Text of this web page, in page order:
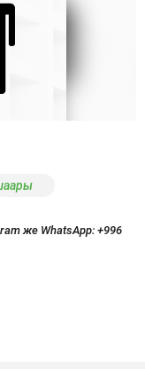
же WhatsApp: +996